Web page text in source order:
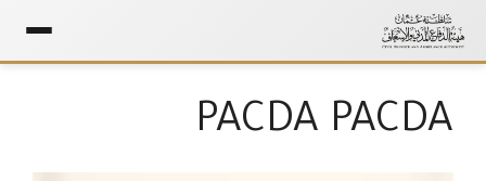
content
PACDA PACDA